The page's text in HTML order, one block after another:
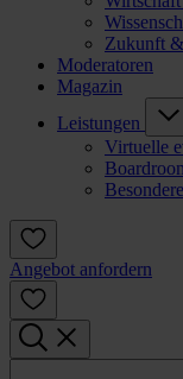
Zukunft
Moderatoren
Magazin
Leistungen
Virtuelle
Angebot anfordern